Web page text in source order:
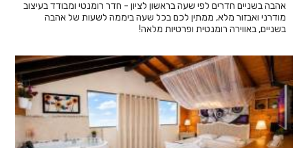
אהבה בשניים חדרים לפי שעה בראשון לציון - חדר רומנטי ומבודד בעיצוב
מודרני ואבזור מלא, ממתין לכם בכל שעה ביממה לשעות של אהבה
בשניים, באווירה רומנטית ופרטיות מלאה!